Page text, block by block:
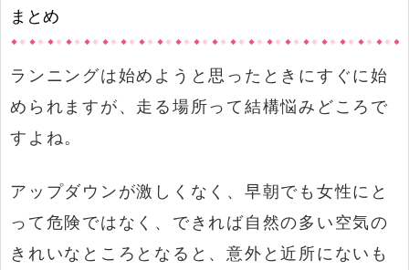
まとめ
ランニングは始めようと思ったときにすぐに始
められますが、走る場所って結構悩みどころで
すよね。
アップダウンが激しくなく、早朝でも女性にと
って危険ではなく、できれば自然の多い空気の
きれいなところとなると、意外と近所にないも